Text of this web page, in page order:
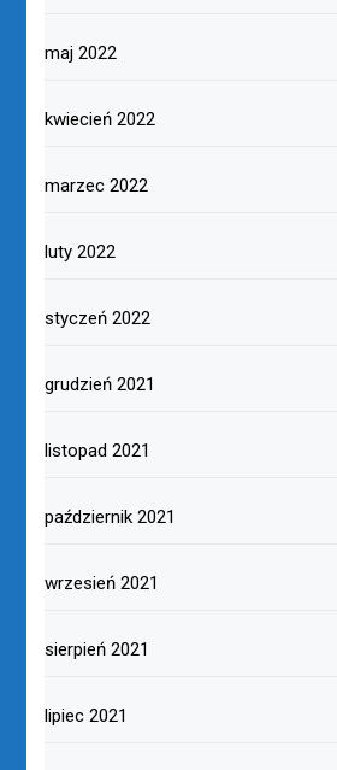
maj 2022
kwiecień 2022
marzec 2022
luty 2022
styczeń 2022
grudzień 2021
listopad 2021
październik 2021
wrzesień 2021
sierpień 2021
lipiec 2021